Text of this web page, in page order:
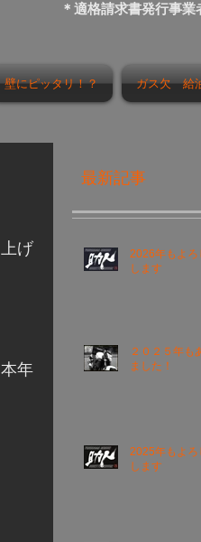
＊適格請求書発行事業
壁にピッタリ！？ ガス欠 給
げ
年
最新記事
2026年もよろ
します
２０２５年も
ました！
2025年もよろ
します